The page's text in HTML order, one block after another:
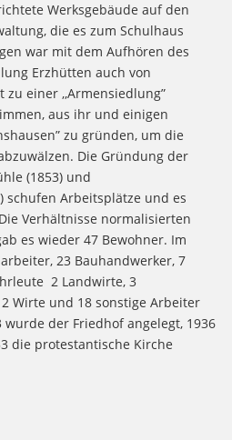
Werksgebäude auf den
die es zum Schulhaus
war mit dem Aufhören des
Erzhütten auch von
zu einer ,,Armensiedlung”
aus ihr und einigen
zu gründen, um die
Die Gründung der
(1853) und
schufen Arbeitsplätze und es
Verhältnisse normalisierten
es wieder 47 Bewohner. Im
23 Bauhandwerker, 7
2 Landwirte, 3
Wirte und 18 sonstige Arbeiter
wurde der Friedhof angelegt, 1936
die protestantische Kirche